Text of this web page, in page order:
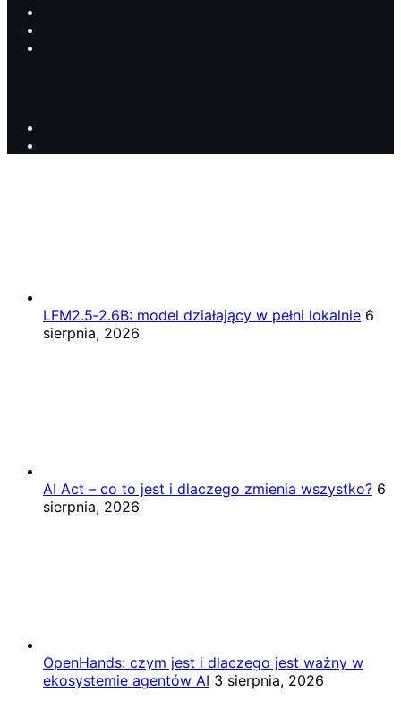
LFM2.5‑2.6B: model działający w pełni lokalnie 6
sierpnia, 2026
AI Act – co to jest i dlaczego zmienia wszystko? 6
sierpnia, 2026
OpenHands: czym jest i dlaczego jest ważny w
ekosystemie agentów AI 3 sierpnia, 2026